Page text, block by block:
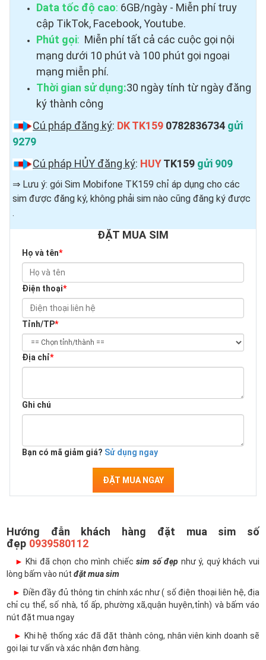
Data tốc độ cao: 6GB/ngày - Miễn phí truy
cập TikTok, Facebook, Youtube.
Phút gọi: Miễn phí tất cả các cuộc gọi nội
mạng dưới 10 phút và 100 phút gọi ngoại
mạng miễn phí.
Thời gian sử dụng:30 ngày tính từ ngày đăng
ký thành công
Cú pháp đăng ký: DK TK159 0782836734 gửi
9279
Cú pháp HỦY đăng ký: HUYTK159 gửi 909
⇒ Lưu ý: gói Sim Mobifone TK159 chỉ áp dụng cho các
sim được đăng ký, không phải sim nào cũng đăng ký được ​
.
ĐẶT MUA SIM
Họ và tên*
Điện thoại*
Tỉnh/TP*
Địa chỉ*
Ghi chú
Bạn có mã giảm giá? Sử dụng ngay
ĐẶT MUA NGAY
Hướng đẫn khách hàng đặt mua sim số
đẹp 0939580112
► Khi đã chọn cho mình chiếcsim số đẹp như ý, quý khách vui
lòng bấm vào nút đặt mua sim
► Điền đầy đủ thông tin chính xác như ( số điện thoại liên hệ, địa
chỉ cụ thể, số nhà, tổ ấp, phường xã,quận huyện,tỉnh) và bấm váo
nút đặt mua ngay
► Khi hệ thống xác đã đặt thành công, nhân viên kinh doanh sẽ
gọi lại tư vấn và xác nhận đơn hàng.